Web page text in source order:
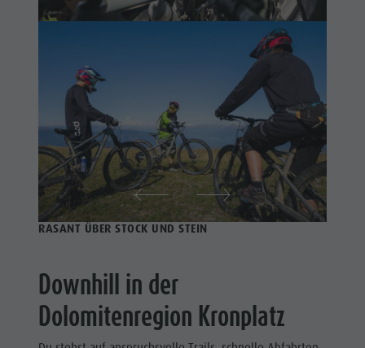
Reiten
Tennis
Schwimmen
Tourenübersicht
Schwimmen
Urlaub mit Hund
Kronplatz Doctor Service
RASANT ÜBER STOCK UND STEIN
Downhill in der
Dolomitenregion Kronplatz